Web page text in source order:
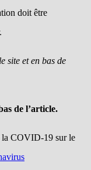
doit être
site et en bas de
de l’article.
la COVID-19 sur le